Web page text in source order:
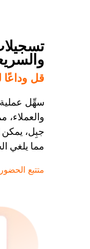
قل وداعًا
سهِّل
جبِل،
مما يلغي
متتبع الحضور